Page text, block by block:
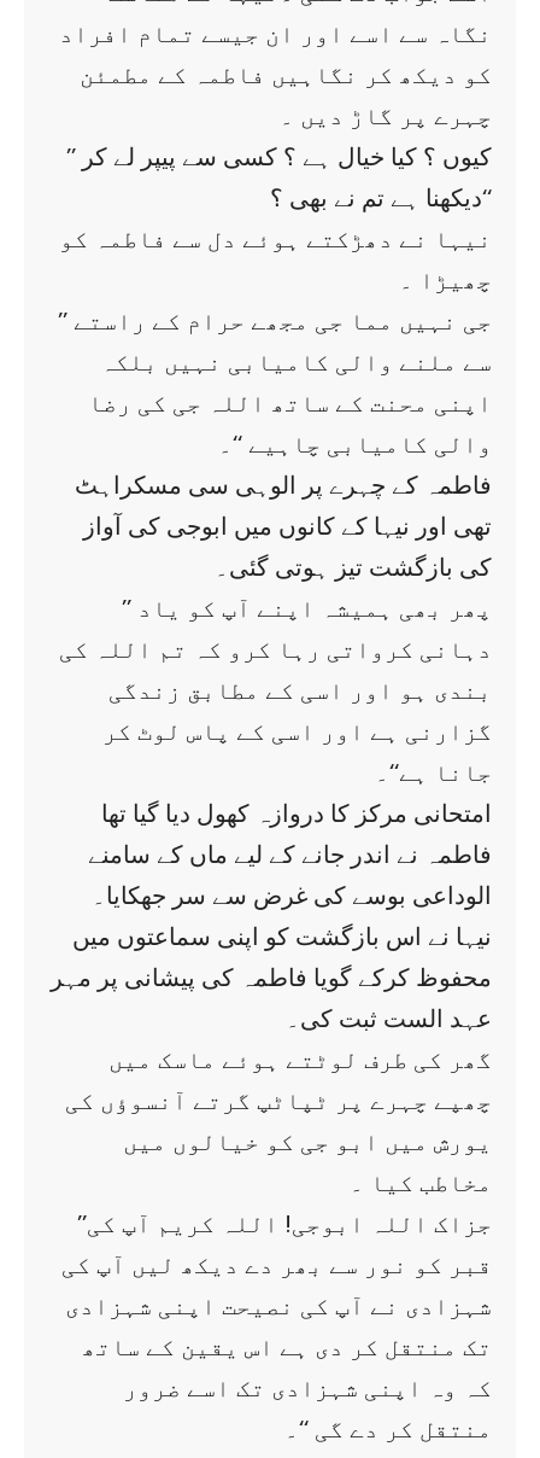
نگاہ سے اسے اور ان جیسے تمام افراد
کو دیکھ کر نگاہیں فاطمہ کے مطمئن
چہرے پر گاڑ دیں ۔
’’ کیوں ؟ کیا خیال ہے ؟ کسی سے پیپر لے کر
دیکھنا ہے تم نے بھی ؟‘‘
نیہا نے دھڑکتے ہوئے دل سے فاطمہ کو
چھیڑا ۔
’’ جی نہیں مما جی مجھے حرام کے راستے
سے ملنے والی کامیابی نہیں بلکہ
اپنی محنت کے ساتھ اللہ جی کی رضا
والی کامیابی چاہیے ‘‘۔
فاطمہ کے چہرے پر الوہی سی مسکراہٹ
تھی اور نیہا کے کانوں میں ابوجی کی آواز
کی بازگشت تیز ہوتی گئی۔
’’ پھر بھی ہمیشہ اپنے آپ کو یاد
دہانی کرواتی رہا کرو کہ تم اللہ کی
بندی ہو اور اسی کے مطابق زندگی
گزارنی ہے اور اسی کے پاس لوٹ کر
جانا ہے‘‘۔
امتحانی مرکز کا دروازہ کھول دیا گیا تھا
فاطمہ نے اندر جانے کے لیے ماں کے سامنے
الوداعی بوسے کی غرض سے سر جھکایا۔
نیہا نے اس بازگشت کو اپنی سماعتوں میں
محفوظ کرکے گویا فاطمہ کی پیشانی پر مہر
عہد الست ثبت کی۔
گھر کی طرف لوٹتے ہوئے ماسک میں
چھپے چہرے پر ٹپاٹپ گرتے آنسوؤں کی
یورش میں ابو جی کو خیالوں میں
مخاطب کیا ۔
’’جزاک اللہ ابوجی! اللہ کریم آپ کی
قبر کو نور سے بھر دے دیکھ لیں آپ کی
شہزادی نے آپ کی نصیحت اپنی شہزادی
تک منتقل کر دی ہے اس یقین کے ساتھ
کہ وہ اپنی شہزادی تک اسے ضرور
منتقل کر دے گی ‘‘۔